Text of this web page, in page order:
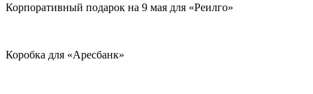
Корпоративный подарок на 9 мая для «Реилго»
Коробка для «Аресбанк»